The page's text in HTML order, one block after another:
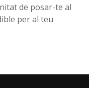
de posar-te al
per al teu